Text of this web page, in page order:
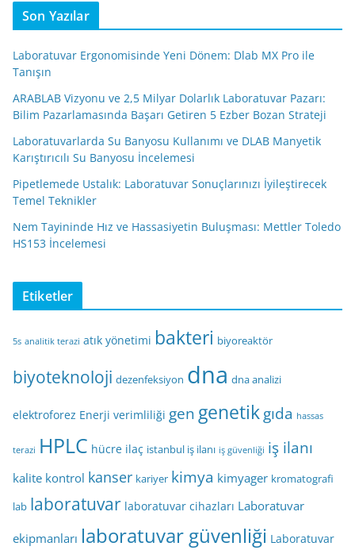
Son Yazılar
Laboratuvar Ergonomisinde Yeni Dönem: Dlab MX Pro ile
Tanışın
ARABLAB Vizyonu ve 2,5 Milyar Dolarlık Laboratuvar Pazarı:
Bilim Pazarlamasında Başarı Getiren 5 Ezber Bozan Strateji
Laboratuvarlarda Su Banyosu Kullanımı ve DLAB Manyetik
Karıştırıcılı Su Banyosu İncelemesi
Pipetlemede Ustalık: Laboratuvar Sonuçlarınızı İyileştirecek
Temel Teknikler
Nem Tayininde Hız ve Hassasiyetin Buluşması: Mettler Toledo
HS153 İncelemesi
Etiketler
5s analitik terazi atık yönetimi bakteri biyoreaktör
biyoteknoloji dezenfeksiyon dna dna analizi
elektroforez Enerji verimliliği gen genetikgıda hassas
terazi HPLC hücre ilaç istanbul iş ilanı iş güvenliği iş ilanı
kalite kontrol kanser kariyer kimya kimyager kromatografi
lab laboratuvar laboratuvar cihazları Laboratuvar
ekipmanları laboratuvar güvenliği Laboratuvar